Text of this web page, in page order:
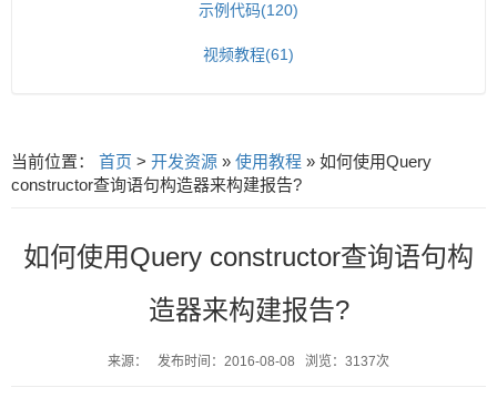
示例代码(120)
视频教程(61)
当前位置： 首页 > 开发资源 » 使用教程 » 如何使用Query
constructor查询语句构造器来构建报告?
如何使用Query constructor查询语句构
造器来构建报告?
来源： 发布时间：2016-08-08 浏览：3137次